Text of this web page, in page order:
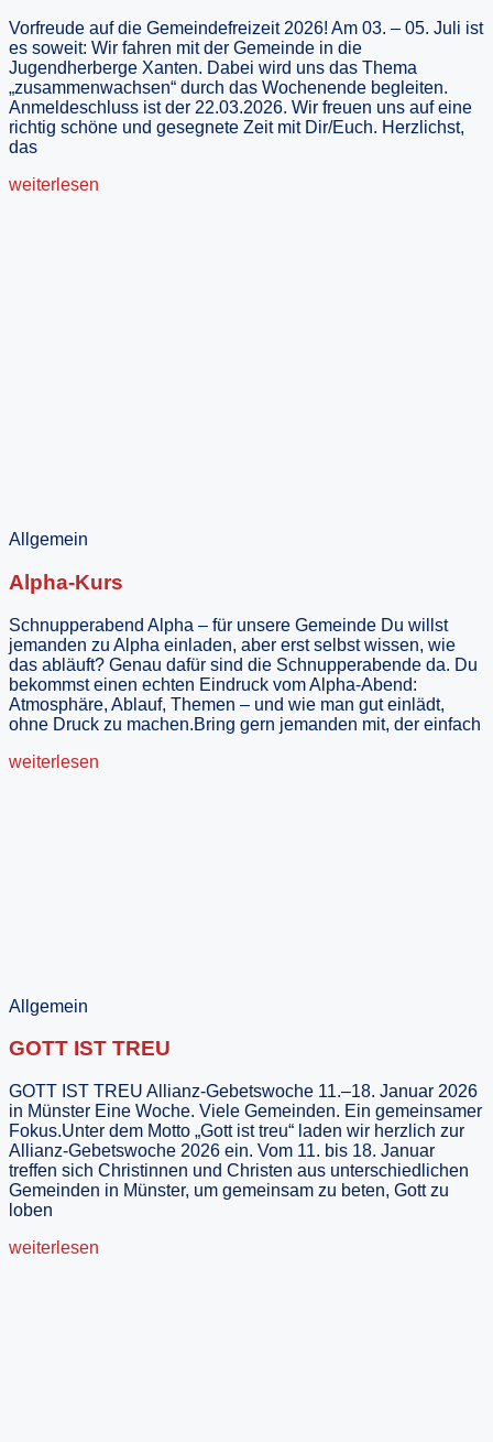
Vorfreude auf die Gemeindefreizeit 2026! Am 03. – 05. Juli ist
es soweit: Wir fahren mit der Gemeinde in die
Jugendherberge Xanten. Dabei wird uns das Thema
„zusammenwachsen“ durch das Wochenende begleiten.
Anmeldeschluss ist der 22.03.2026. Wir freuen uns auf eine
richtig schöne und gesegnete Zeit mit Dir/Euch. Herzlichst,
das
weiterlesen
Allgemein
Alpha-Kurs
Schnupperabend Alpha – für unsere Gemeinde Du willst
jemanden zu Alpha einladen, aber erst selbst wissen, wie
das abläuft? Genau dafür sind die Schnupperabende da. Du
bekommst einen echten Eindruck vom Alpha-Abend:
Atmosphäre, Ablauf, Themen – und wie man gut einlädt,
ohne Druck zu machen.Bring gern jemanden mit, der einfach
weiterlesen
Allgemein
GOTT IST TREU
GOTT IST TREU Allianz-Gebetswoche 11.–18. Januar 2026
in Münster Eine Woche. Viele Gemeinden. Ein gemeinsamer
Fokus.Unter dem Motto „Gott ist treu“ laden wir herzlich zur
Allianz-Gebetswoche 2026 ein. Vom 11. bis 18. Januar
treffen sich Christinnen und Christen aus unterschiedlichen
Gemeinden in Münster, um gemeinsam zu beten, Gott zu
loben
weiterlesen